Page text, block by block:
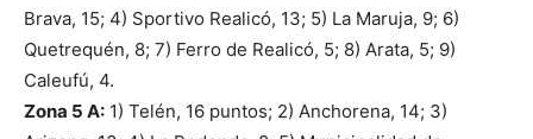
Brava, 15; 4) Sportivo Realicó, 13; 5) La Maruja, 9; 6)
Quetrequén, 8; 7) Ferro de Realicó, 5; 8) Arata, 5; 9)
Caleufú, 4.
Zona 5 A: 1) Telén, 16 puntos; 2) Anchorena, 14; 3)